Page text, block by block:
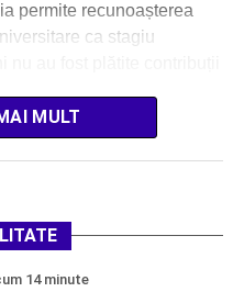
permite recunoașterea
ca stagiu
MULT
14 minute